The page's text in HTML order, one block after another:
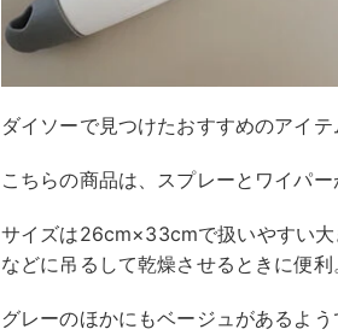
ダイソーで見つけたおすすめのアイ
こちらの商品は、スプレーとワイパ
サイズは26cm×33cmで扱いやすい大
などに吊るして乾燥させるときに便利
グレーのほかにもベージュがあるよ